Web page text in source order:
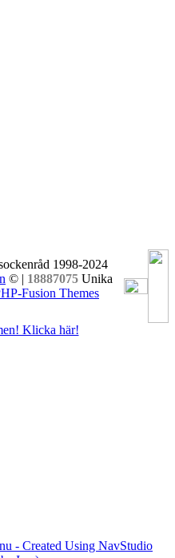
1998-2024
© | 18887075 Unika
Fusion Themes
Klicka här!
- Created Using NavStudio